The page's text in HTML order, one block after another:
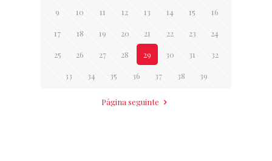
9 10 11 12 13 14 15 16
17 18 19 20 21 22 23 24
25 26 27 28 29 30 31 32
33 34 35 36 37 38 39
Página seguinte